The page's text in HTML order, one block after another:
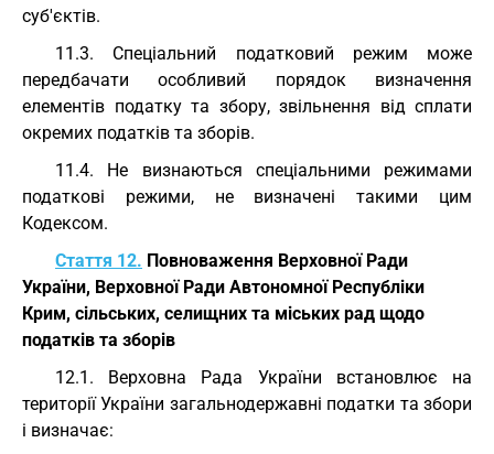
суб'єктів.
11.3. Спеціальний податковий режим може
передбачати особливий порядок визначення
елементів податку та збору, звільнення від сплати
окремих податків та зборів.
11.4. Не визнаються спеціальними режимами
податкові режими, не визначені такими цим
Кодексом.
Стаття 12. Повноваження Верховної Ради
України, Верховної Ради Автономної Республіки
Крим, сільських, селищних та міських рад щодо
податків та зборів
12.1. Верховна Рада України встановлює на
території України загальнодержавні податки та збори
і визначає: